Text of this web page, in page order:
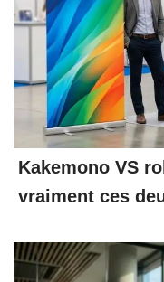
Kakemono VS
vraiment ces